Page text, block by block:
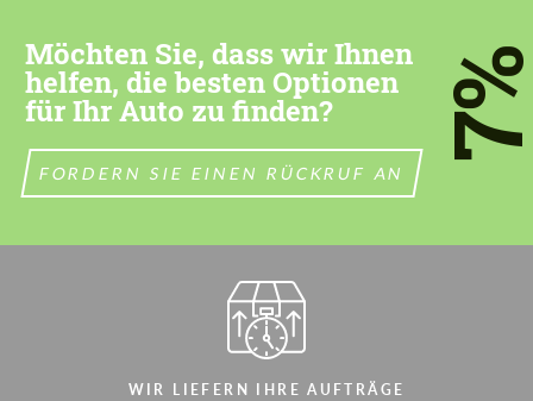
Möchten Sie, dass wir Ihnen
helfen, die besten Optionen
für Ihr Auto zu finden?
FORDERN SIE EINEN RÜCKRUF AN
WIR LIEFERN IHRE AUFTRÄGE
KONTAKTIEREN SIE MICH
Wir sprechen Ihre Sprache
Stimmen Sie der Verarbeitung der
KONTAKTIEREN SIE MICH
Wir sprechen Ihre Sprache